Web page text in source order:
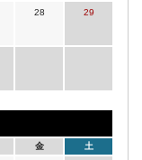
28 29
金 土